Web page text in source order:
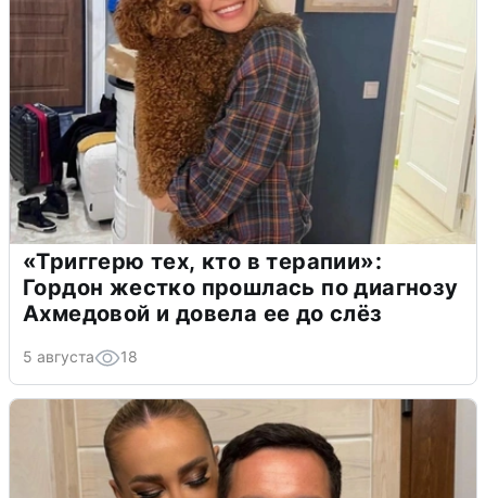
«Триггерю тех, кто в терапии»:
Гордон жестко прошлась по диагнозу
Ахмедовой и довела ее до слёз
5 августа 18